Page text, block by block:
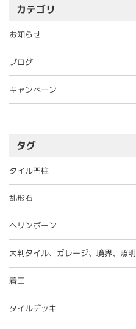
カテゴリ
お知らせ
ブログ
キャンペーン
タグ
タイル門柱
乱形石
ヘリンボーン
大判タイル、ガレージ、境界、照明
着工
タイルデッキ